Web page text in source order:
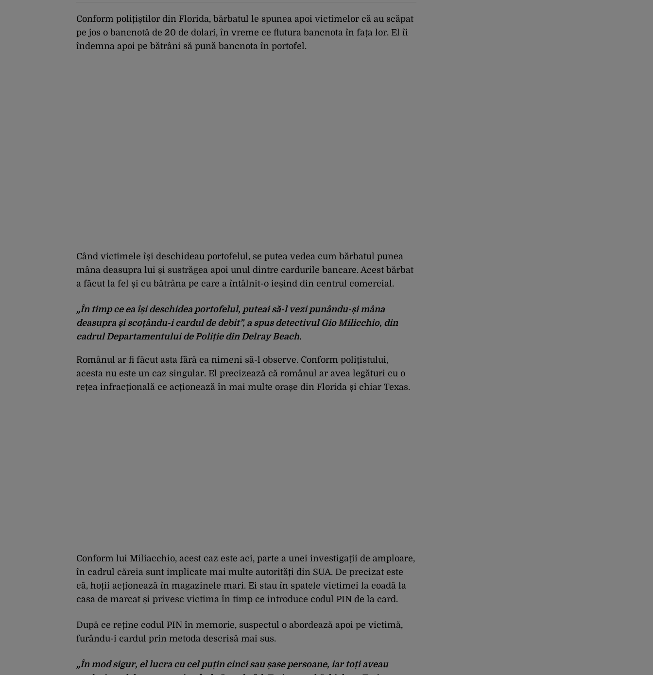
Iran și Rusia
Conform polițiștilor din Florida, bărbatul le spunea apoi victimelor că au scăpat
pe jos o bancnotă de 20 de dolari, în vreme ce flutura bancnota în fața lor. El îi
îndemna apoi pe bătrâni să pună bancnota în portofel.
Când victimele își deschideau portofelul, se putea vedea cum bărbatul punea
mâna deasupra lui și sustrăgea apoi unul dintre cardurile bancare. Acest bărbat
a făcut la fel și cu bătrâna pe care a întâlnit-o ieșind din centrul comercial.
„În timp ce ea își deschidea portofelul, puteai să-l vezi punându-și mâna
deasupra și scoțându-i cardul de debit”, a spus detectivul Gio Milicchio, din
cadrul Departamentului de Poliție din Delray Beach.
Românul ar fi făcut asta fără ca nimeni să-l observe. Conform polițistului,
acesta nu este un caz singular. El precizează că românul ar avea legături cu o
rețea infracțională ce acționează în mai multe orașe din Florida și chiar Texas.
Conform lui Miliacchio, acest caz este aci, parte a unei investigații de amploare,
în cadrul căreia sunt implicate mai multe autorități din SUA. De precizat este
că, hoții acționează în magazinele mari. Ei stau în spatele victimei la coadă la
casa de marcat și privesc victima în timp ce introduce codul PIN de la card.
După ce reține codul PIN în memorie, suspectul o abordează apoi pe victimă,
furându-i cardul prin metoda descrisă mai sus.
„În mod sigur, el lucra cu cel puțin cinci sau șase persoane, iar toți aveau